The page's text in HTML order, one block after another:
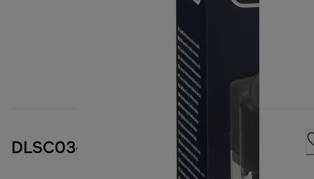
DLSC034 Milk jug